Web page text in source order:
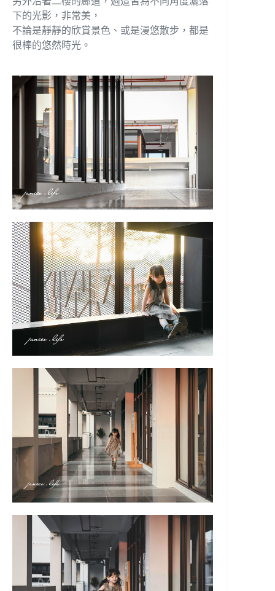
下的光影，非常美，
不論是靜靜的欣賞景色、或是漫悠散步，都是
很棒的悠然時光。